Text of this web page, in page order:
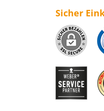
Sicher